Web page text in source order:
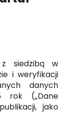
z siedzibą w
i weryfikacji
danych
rok („Dane
jako